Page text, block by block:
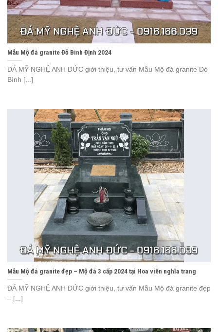
Mẫu Mộ đá granite Đỏ Bình Định 2024
ĐÁ MỸ NGHỆ ANH ĐỨC giới thiệu, tư vấn Mẫu Mộ đá granite Đỏ
Bình [...]
Mẫu Mộ đá granite đẹp – Mộ đá 3 cấp 2024 tại Hoa viên nghĩa trang
ĐÁ MỸ NGHỆ ANH ĐỨC giới thiệu, tư vấn Mẫu Mộ đá granite đẹp
– [...]